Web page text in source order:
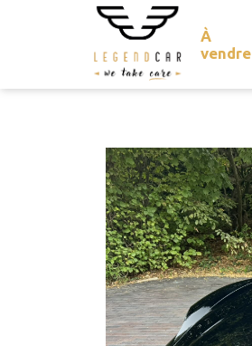
À
vendre